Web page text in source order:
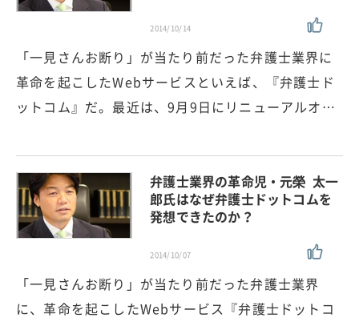
2014/10/14
「一見さんお断り」が当たり前だった弁護士業界に
革命を起こしたWebサービスといえば、『弁護士ド
ットコム』だ。最近は、9月9日にリニューアルオ…
弁護士業界の革命児・元榮 太一
郎氏はなぜ弁護士ドットコムを
発想できたのか？
2014/10/07
「一見さんお断り」が当たり前だった弁護士業界
に、革命を起こしたWebサービス『弁護士ドットコ